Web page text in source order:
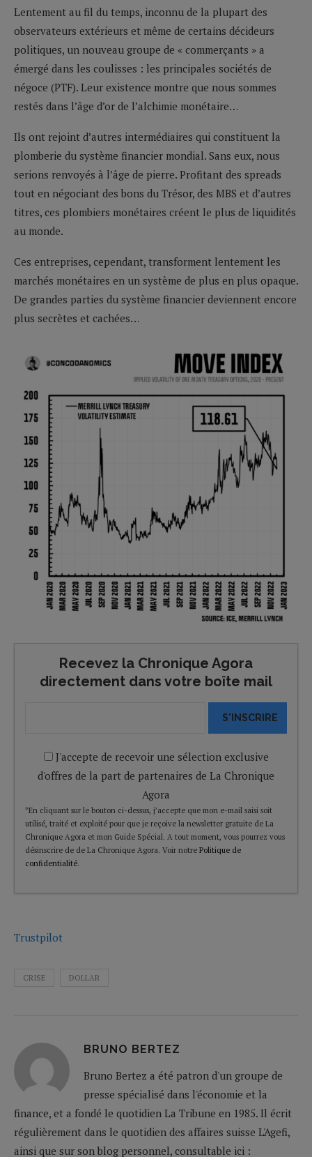
Lentement au fil du temps, inconnu de la plupart des
observateurs extérieurs et même de certains décideurs
politiques, un nouveau groupe de « commerçants » a
émergé dans les coulisses : les principales sociétés de
négoce (PTF). Leur existence montre que nous sommes
restés dans l’âge d’or de l’alchimie monétaire…
Ils ont rejoint d’autres intermédiaires qui constituent la
plomberie du système financier mondial. Sans eux, nous
serions renvoyés à l’âge de pierre. Profitant des spreads
tout en négociant des bons du Trésor, des MBS et d’autres
titres, ces plombiers monétaires créent le plus de liquidités
au monde.
Ces entreprises, cependant, transforment lentement les
marchés monétaires en un système de plus en plus opaque.
De grandes parties du système financier deviennent encore
plus secrètes et cachées…
Recevez la Chronique Agora
directement dans votre boîte mail
S'INSCRIRE
J'accepte de recevoir une sélection exclusive
d'offres de la part de partenaires de La Chronique
Agora
*En cliquant sur le bouton ci-dessus, j’accepte que mon e-mail saisi soit
utilisé, traité et exploité pour que je reçoive la newsletter gratuite de La
Chronique Agora et mon Guide Spécial. A tout moment, vous pourrez vous
désinscrire de de La Chronique Agora. Voir notre Politique de
confidentialité.
Trustpilot
CRISE DOLLAR
BRUNO BERTEZ
Bruno Bertez a été patron d'un groupe de
presse spécialisé dans l'économie et la
finance, et a fondé le quotidien La Tribune en 1985. Il écrit
régulièrement dans le quotidien des affaires suisse L'Agefi,
ainsi que sur son blog personnel, consultable ici :